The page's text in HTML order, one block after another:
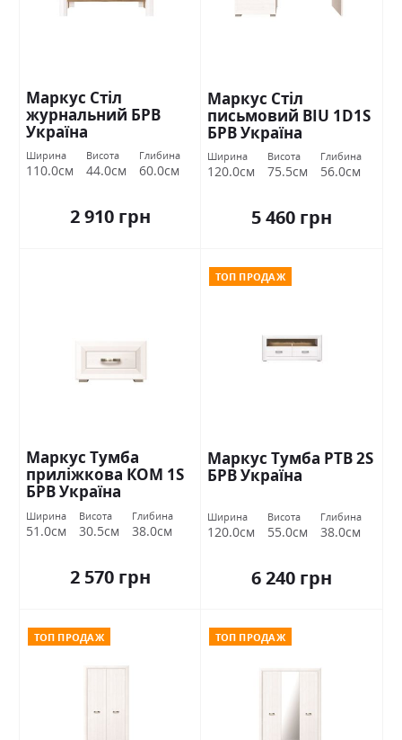
Маркус Стіл
журнальний БРВ
Україна
Ширина
110.0см
Висота
44.0см
Глибина
60.0см
2 910 грн
Маркус Стіл
письмовий BIU 1D1S
БРВ Україна
Ширина
120.0см
Висота
75.5см
Глибина
56.0см
5 460 грн
Маркус Тумба
приліжкова КОМ 1S
БРВ Україна
Ширина
51.0см
Висота
30.5см
Глибина
38.0см
2 570 грн
ТОП ПРОДАЖ
Маркус Тумба РТВ 2S
БРВ Україна
Ширина
120.0см
Висота
55.0см
Глибина
38.0см
6 240 грн
ТОП ПРОДАЖ ТОП ПРОДАЖ